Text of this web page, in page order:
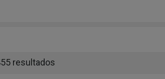
resultados